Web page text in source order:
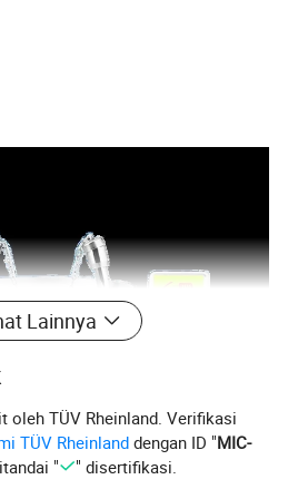
Lainnya
oleh TÜV Rheinland. Verifikasi
TÜV Rheinland dengan ID "MIC-
" " disertifikasi.